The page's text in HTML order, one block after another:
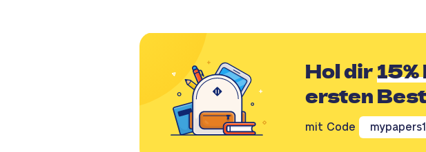
Hol dir
ersten
mit Code